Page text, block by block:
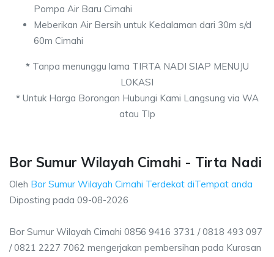
Pompa Air Baru Cimahi
Meberikan Air Bersih untuk Kedalaman dari 30m s/d
60m Cimahi
*Tanpa menunggu lama TIRTA NADI SIAP MENUJU
LOKASI
*Untuk Harga Borongan Hubungi Kami Langsung via WA
atau Tlp
Bor Sumur Wilayah Cimahi - Tirta Nadi
Oleh Bor Sumur Wilayah Cimahi Terdekat diTempat anda
Diposting pada 09-08-2026
Bor Sumur Wilayah Cimahi 0856 9416 3731 / 0818 493 097
/ 0821 2227 7062 mengerjakan pembersihan pada Kurasan